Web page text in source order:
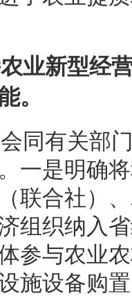
业新型经
。
同有关部
一是明确
联合社）
组织纳入
参与农业
施设备购